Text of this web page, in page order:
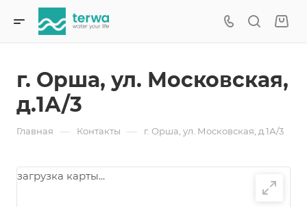
г. Орша, ул. Московская,
д.1А/3
Главная — Контакты — г. Орша, ул. Московская, д.1А/3
загрузка карты...